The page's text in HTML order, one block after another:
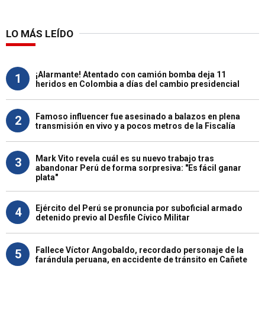
LO MÁS LEÍDO
1
¡Alarmante! Atentado con camión bomba deja 11
heridos en Colombia a días del cambio presidencial
2
Famoso influencer fue asesinado a balazos en plena
transmisión en vivo y a pocos metros de la Fiscalía
3
Mark Vito revela cuál es su nuevo trabajo tras
abandonar Perú de forma sorpresiva: "Es fácil ganar
plata"
4
Ejército del Perú se pronuncia por suboficial armado
detenido previo al Desfile Cívico Militar
5
Fallece Víctor Angobaldo, recordado personaje de la
farándula peruana, en accidente de tránsito en Cañete